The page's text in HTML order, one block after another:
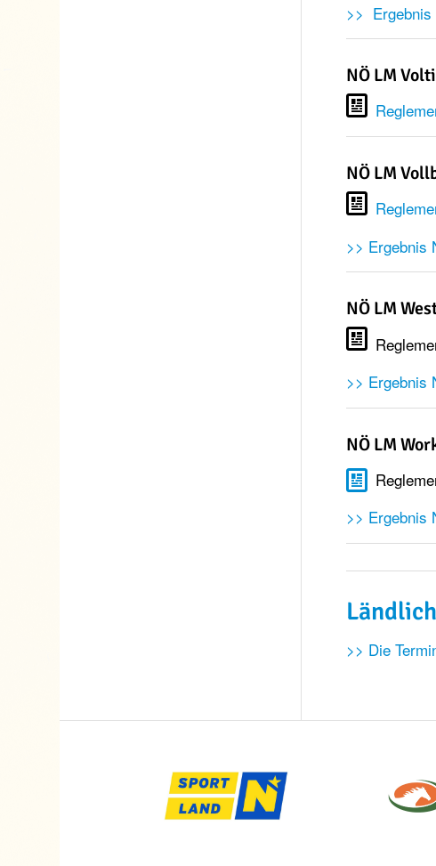
>> Ergebnis
NÖ LM
NÖ LM
>> Ergebnis
NÖ LM
>> Ergebnis
NÖ LM
>> Ergebnis
>> Die